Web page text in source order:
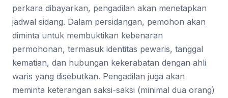
perkara dibayarkan, pengadilan akan menetapkan
jadwal sidang. Dalam persidangan, pemohon akan
diminta untuk membuktikan kebenaran
permohonan, termasuk identitas pewaris, tanggal
kematian, dan hubungan kekerabatan dengan ahli
waris yang disebutkan. Pengadilan juga akan
meminta keterangan saksi-saksi (minimal dua orang)